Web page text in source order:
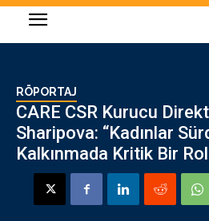
RÖPORTAJ
CARE CSR Kurucu
Sharipova: “Kadınlar
Kalkınmada Kritik Bir